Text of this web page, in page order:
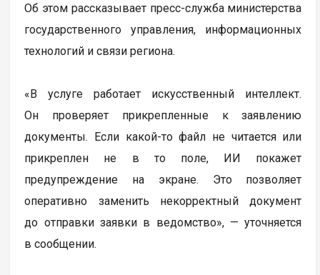
Об этом рассказывает пресс-служба министерства
государственного управления, информационных
технологий и связи региона.
«В услуге работает искусственный интеллект.
Он проверяет прикрепленные к заявлению
документы. Если какой-то файл не читается или
прикреплен не в то поле, ИИ покажет
предупреждение на экране. Это позволяет
оперативно заменить некорректный документ
до отправки заявки в ведомство», — уточняется
в сообщении.